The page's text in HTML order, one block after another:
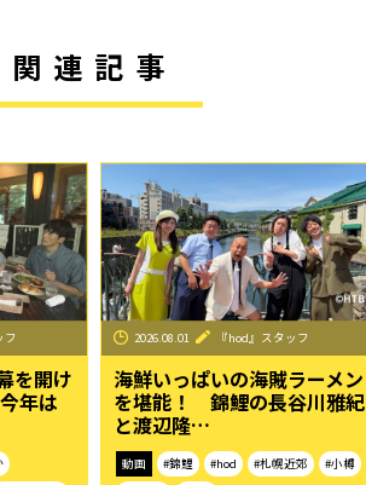
関連記事
フ
を開け
年は
2026.08.01 『hod』スタッフ
海鮮いっぱいの海賊ラーメン
を堪能！ 錦鯉の長谷川雅紀
と渡辺隆…
動画 #錦鯉 #hod #札幌近郊
#小樽